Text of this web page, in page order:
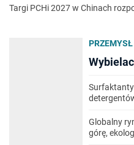
Targi PCHi 2027 w Chinach
Globalny
górę,